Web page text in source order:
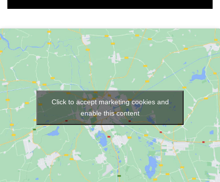
Click to accept marketing cookies and
enable this content